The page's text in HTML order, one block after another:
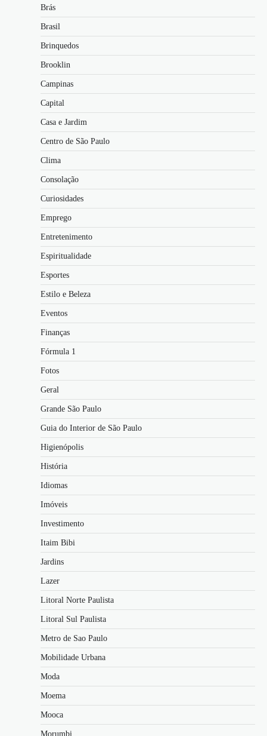
Brás
Brasil
Brinquedos
Brooklin
Campinas
Capital
Casa e Jardim
Centro de São Paulo
Clima
Consolação
Curiosidades
Emprego
Entretenimento
Espiritualidade
Esportes
Estilo e Beleza
Eventos
Finanças
Fórmula 1
Fotos
Geral
Grande São Paulo
Guia do Interior de São Paulo
Higienópolis
História
Idiomas
Imóveis
Investimento
Itaim Bibi
Jardins
Lazer
Litoral Norte Paulista
Litoral Sul Paulista
Metro de Sao Paulo
Mobilidade Urbana
Moda
Moema
Mooca
Morumbi